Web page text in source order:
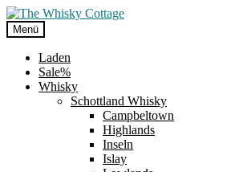
Zur
Navigation
springen
Zum
Inhalt
springen
Menü
Laden
Sale%
Whisky
Schottland Whisky
Campbeltown
Highlands
Inseln
Islay